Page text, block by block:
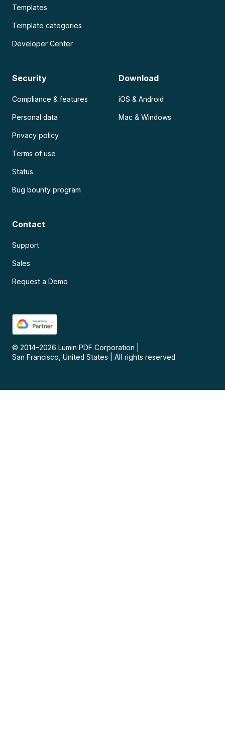
Templates
Template categories
Developer Center
Security
Compliance & features
Personal data
Privacy policy
Terms of use
Status
Bug bounty program
Download
iOS & Android
Mac & Windows
Contact
Support
Sales
Request a Demo
© 2014–2026 Lumin PDF Corporation
San Francisco, United States
All rights reserved